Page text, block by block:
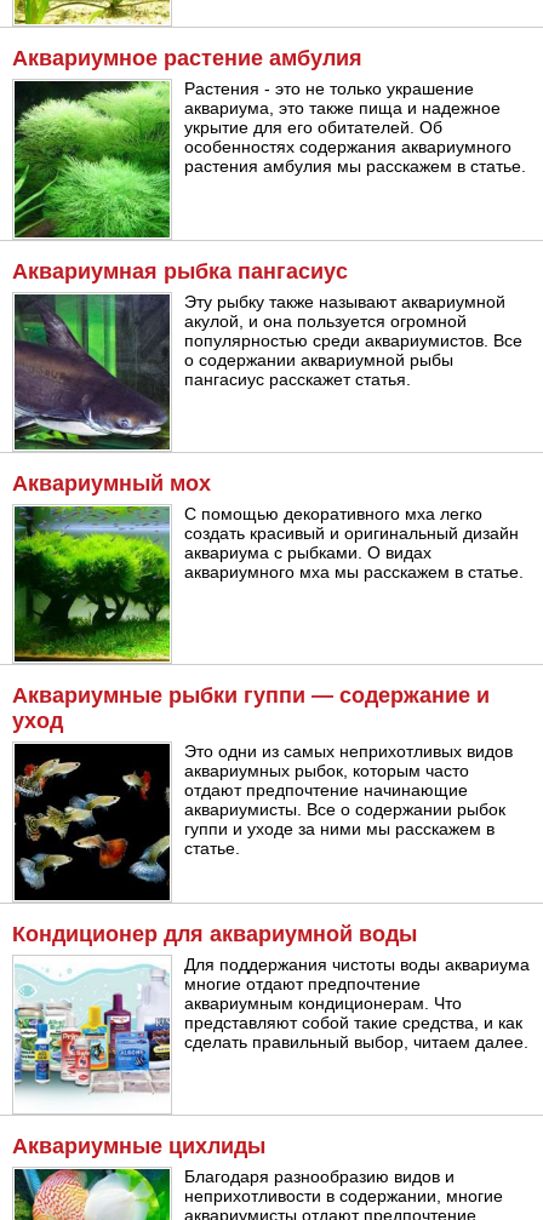
Аквариумное растение амбулия
Растения - это не только украшение
аквариума, это также пища и надежное
укрытие для его обитателей. Об
особенностях содержания аквариумного
растения амбулия мы расскажем в статье.
Аквариумная рыбка пангасиус
Эту рыбку также называют аквариумной
акулой, и она пользуется огромной
популярностью среди аквариумистов. Все
о содержании аквариумной рыбы
пангасиус расскажет статья.
Аквариумный мох
С помощью декоративного мха легко
создать красивый и оригинальный дизайн
аквариума с рыбками. О видах
аквариумного мха мы расскажем в статье.
Аквариумные рыбки гуппи — содержание и
уход
Это одни из самых неприхотливых видов
аквариумных рыбок, которым часто
отдают предпочтение начинающие
аквариумисты. Все о содержании рыбок
гуппи и уходе за ними мы расскажем в
статье.
Кондиционер для аквариумной воды
Для поддержания чистоты воды аквариума
многие отдают предпочтение
аквариумным кондиционерам. Что
представляют собой такие средства, и как
сделать правильный выбор, читаем далее.
Аквариумные цихлиды
Благодаря разнообразию видов и
неприхотливости в содержании, многие
аквариумисты отдают предпочтение